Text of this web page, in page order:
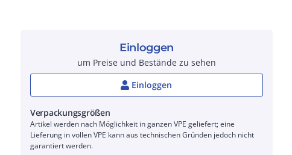
Einloggen
um Preise und Bestände zu sehen
Einloggen
Verpackungsgrößen
Artikel werden nach Möglichkeit in ganzen VPE geliefert; eine
Lieferung in vollen VPE kann aus technischen Gründen jedoch nicht
garantiert werden.